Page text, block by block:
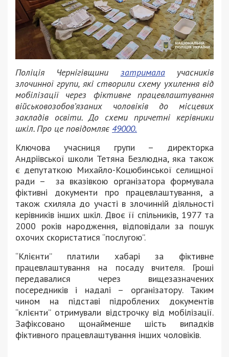
Поліція Чернігівщини затрималаучасників
злочинної групи, які створили схему ухилення від
мобілізації через фіктивне працевлаштування
військовозобов’язаних чоловіків до місцевих
закладів освіти. До схеми причетні керівники
шкіл. Про це повідомляє 49000.
Ключова учасниця групи – директорка
Андріівської школи Тетяна Безлюдна, яка також
є депутаткою Михайло-Коцюбинської селищної
ради – за вказівкою організатора формувала
фіктивні документи про працевлаштування, а
також схиляла до участі в злочинній діяльності
керівників інших шкіл. Двоє її спільників, 1977 та
2000 років народження, відповідали за пошук
охочих скористатися “послугою”.
“Клієнти” платили хабарі за фіктивне
працевлаштування на посаду вчителя. Гроші
передавалися через вищезазначених
посередників і надалі – організатору. Таким
чином на підставі підроблених документів
“клієнти” отримували відстрочку від мобілізації.
Зафіксовано щонайменше шість випадків
фіктивного працевлаштування інших чоловіків.